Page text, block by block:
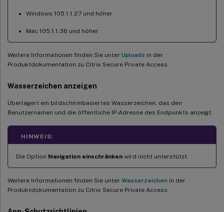
Windows 105.1.1.27 und höher
Mac 105.1.1.36 und höher
Weitere Informationen finden Sie unter Uploads in der
Produktdokumentation zu Citrix Secure Private Access.
Wasserzeichen anzeigen
Überlagert ein bildschirmbasiertes Wasserzeichen, das den
Benutzernamen und die öffentliche IP-Adresse des Endpunkts anzeigt.
HINWEIS:
Die Option Navigation einschränken wird nicht unterstützt.
Weitere Informationen finden Sie unter Wasserzeichen in der
Produktdokumentation zu Citrix Secure Private Access.